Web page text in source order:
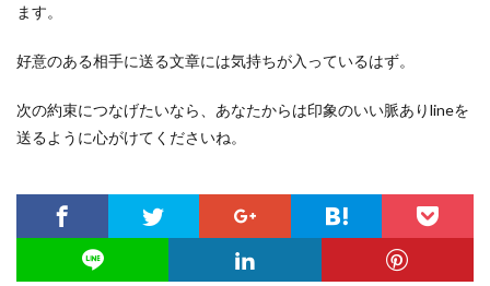
ます。
好意のある相手に送る文章には気持ちが入っているはず。
次の約束につなげたいなら、あなたからは印象のいい脈ありlineを
送るように心がけてくださいね。